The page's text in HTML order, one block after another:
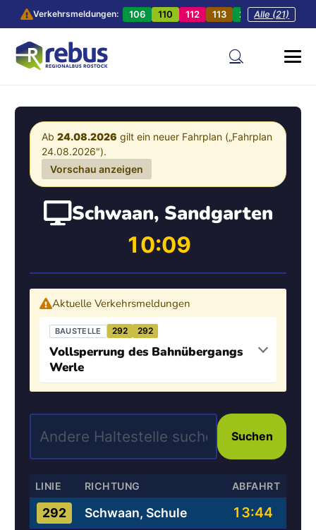
Verkehrsmeldungen: 106 110 112 113 201 202
Alle (21)
Ab 24.08.2026 gilt ein neuer Fahrplan („Fahrplan
24.08.2026").
Vorschau anzeigen
Schwaan, Sandgarten
10:09
Aktuelle Verkehrsmeldungen
BAUSTELLE 292 292
Vollsperrung des Bahnübergangs
Werle
Suchen
LINIE RICHTUNG ABFAHRT
292 Schwaan, Schule 13:44